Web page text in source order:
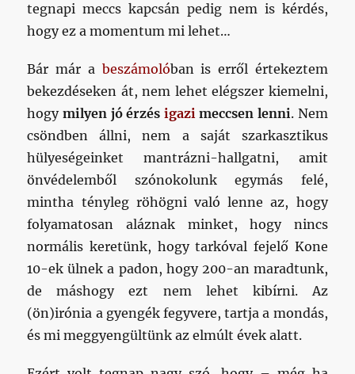
tegnapi meccs kapcsán pedig nem is kérdés,
hogy ez a momentum mi lehet…
Bár már a beszámolóban is erről értekeztem
bekezdéseken át, nem lehet elégszer kiemelni,
hogymilyen jó érzés igazimeccsen lenni. Nem
csöndben állni, nem a saját szarkasztikus
hülyeségeinket mantrázni-hallgatni, amit
önvédelemből szónokolunk egymás felé,
mintha tényleg röhögni való lenne az, hogy
folyamatosan aláznak minket, hogy nincs
normális keretünk, hogy tarkóval fejelő Kone
10-ek ülnek a padon, hogy 200-an maradtunk,
de máshogy ezt nem lehet kibírni. Az
(ön)irónia a gyengék fegyvere, tartja a mondás,
és mi meggyengültünk az elmúlt évek alatt.